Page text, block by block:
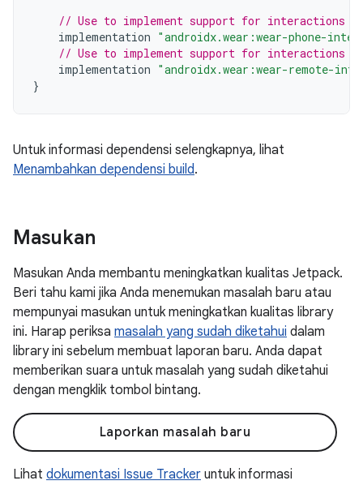
// Use to implement support for interactions
implementation "androidx.wear:wear-phone-
// Use to implement support for interactions
implementation "androidx.wear:wear-remote-
}
Untuk informasi dependensi selengkapnya, lihat
Menambahkan dependensi build.
Masukan
Masukan Anda membantu meningkatkan kualitas Jetpack.
Beri tahu kami jika Anda menemukan masalah baru atau
mempunyai masukan untuk meningkatkan kualitas library
ini. Harap periksa masalah yang sudah diketahui dalam
library ini sebelum membuat laporan baru. Anda dapat
memberikan suara untuk masalah yang sudah diketahui
dengan mengklik tombol bintang.
Laporkan masalah baru
Lihat dokumentasi Issue Tracker untuk informasi